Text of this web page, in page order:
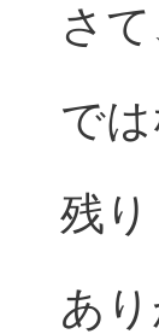
さ
で
残
あ